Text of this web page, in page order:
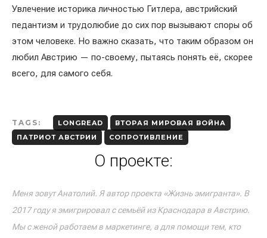
Увлечение историка личностью Гитлера, австрийский
педантизм и трудолюбие до сих пор вызывают споры об
этом человеке. Но важно сказать, что таким образом он
любил Австрию — по-своему, пытаясь понять её, скорее
всего, для самого себя.
TAGS: LONGREAD
ВТОРАЯ МИРОВАЯ ВОЙНА
ПАТРИОТ АВСТРИИ
СОПРОТИВЛЕНИЕ
О проекте:
Меня зовут Анатолий. Я автор проекта «Жизнь эмигранта». В
2017 году я эмигрировал с семьёй из Краснодара в Австрию.
Мы с женой работаем в маркетинге, а для помощи тем, кто